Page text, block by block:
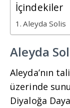
İçindekiler
Aleyda Solis
Aleyda
Aleyda’nın
üzerinde
Diyaloğa